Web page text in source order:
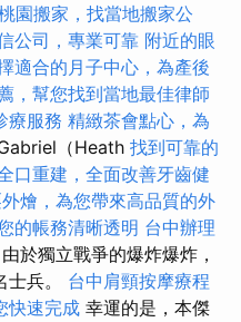
園搬家，找當地搬家公
公司，專業可靠 附近的眼
適合的月子中心，為產後
，幫您找到當地最佳律師
療服務 精緻茶會點心，為
（Heath 找到可靠的
口重建，全面改善牙齒健
燴，為您帶來高品質的外
的帳務清晰透明 台中辦理
於獨立戰爭的爆炸爆炸，
兵。 台中肩頸按摩療程
快速完成 幸運的是，本傑